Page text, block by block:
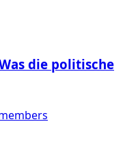
die politische